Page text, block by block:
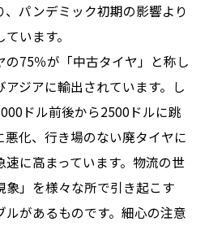
パンデミック初期の影響より
います。
75％が「中古タイヤ」と称し
ジアに輸出されています。し
ドル前後から2500ドルに跳
化、行き場のない廃タイヤに
に高まっています。物流の世
象」を様々な所で引き起こす
があるものです。細心の注意